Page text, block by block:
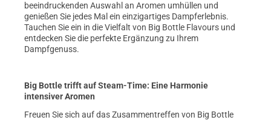
beeindruckenden Auswahl an Aromen umhüllen und
genießen Sie jedes Mal ein einzigartiges Dampferlebnis.
Tauchen Sie ein in die Vielfalt von Big Bottle Flavours und
entdecken Sie die perfekte Ergänzung zu Ihrem
Dampfgenuss.
Big Bottle trifft auf Steam-Time: Eine Harmonie
intensiver Aromen
Freuen Sie sich auf das Zusammentreffen von Big Bottle